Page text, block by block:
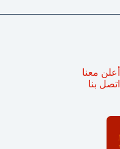
أعلن معنا
اتصل بنا